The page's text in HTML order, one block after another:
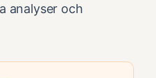
analyser och